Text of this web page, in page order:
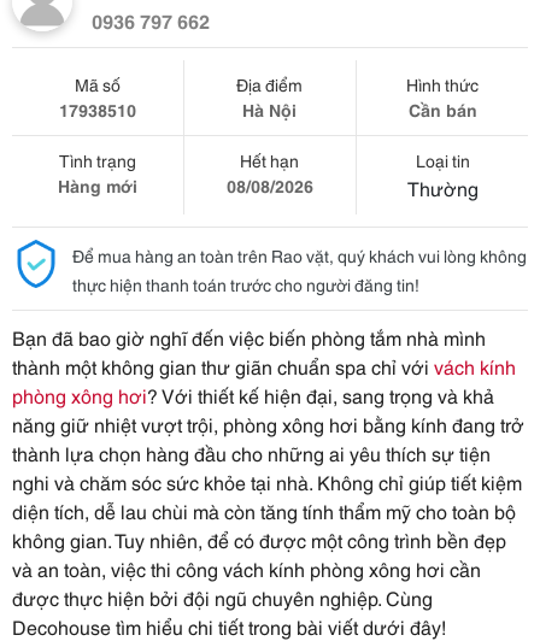
0936 797 662
Mã số
17938510
Địa điểm
Hà Nội
Hình thức
Cần bán
Tình trạng
Hàng mới
Hết hạn
08/08/2026
Loại tin
Thường
Để mua hàng an toàn trên Rao vặt, quý khách vui lòng không
thực hiện thanh toán trước cho người đăng tin!
Bạn đã bao giờ nghĩ đến việc biến phòng tắm nhà mình
thành một không gian thư giãn chuẩn spa chỉ với vách kính
phòng xông hơi? Với thiết kế hiện đại, sang trọng và khả
năng giữ nhiệt vượt trội, phòng xông hơi bằng kính đang trở
thành lựa chọn hàng đầu cho những ai yêu thích sự tiện
nghi và chăm sóc sức khỏe tại nhà. Không chỉ giúp tiết kiệm
diện tích, dễ lau chùi mà còn tăng tính thẩm mỹ cho toàn bộ
không gian. Tuy nhiên, để có được một công trình bền đẹp
và an toàn, việc thi công vách kính phòng xông hơi cần
được thực hiện bởi đội ngũ chuyên nghiệp. Cùng
Decohouse tìm hiểu chi tiết trong bài viết dưới đây!